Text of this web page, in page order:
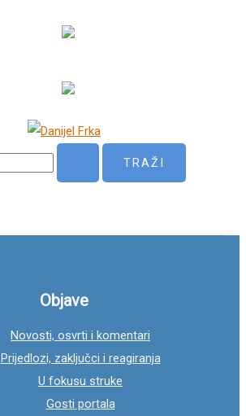
Objave
Novosti, osvrti i komentari
Prijedlozi, zaključci i reagiranja
U fokusu struke
Gosti portala